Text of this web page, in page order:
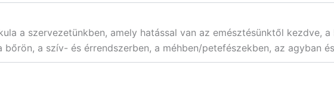
a szervezetünkben, amely hatással van az emésztésünktől kezdve,
a szív- és érrendszerben, a méhben/petefészekben, az agyban